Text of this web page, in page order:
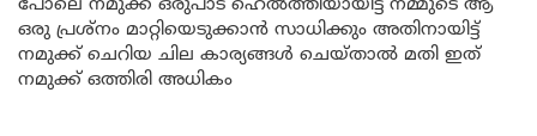
പോലെ നമുക്ക് ഒരുപാട് ഹെൽത്തിയായിട്ട് നമ്മുടെ ആ
ഒരു പ്രശ്നം മാറ്റിയെടുക്കാൻ സാധിക്കും അതിനായിട്ട്
നമുക്ക് ചെറിയ ചില കാര്യങ്ങൾ ചെയ്താൽ മതി ഇത്
നമുക്ക് ഒത്തിരി അധികം